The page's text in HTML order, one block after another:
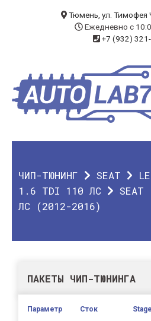
ЧИП-ТЮНИНГ
ДИАГНОСТИКА
О КОМПАНИИ
Тюмень, ул. Тимофея
Ежедневно с
+7 (932)
ЧИП-ТЮНИНГ SEAT
1.6 TDI 110 ЛС
ЛС (2012-2016)
ПАКЕТЫ ЧИП-ТЮНИНГА
Параметр Сток